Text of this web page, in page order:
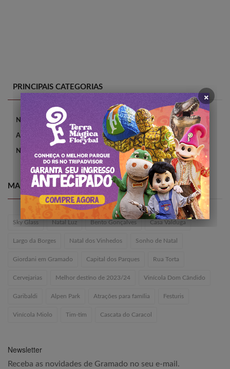
PRINCIPAIS CATEGORIAS
Novidades
Atrações
Notícias
MAIS BUSCADOS
Sky Glass Natal Luz Bento Gonçalves Casa Valduga
Largo da Borges Natal dos Vinhedos Sonho de Natal
Giordani em Gramado Capital dos Parques Rua Torta
Cervejarias Melhor destino de 2023/24 Vinícola Dom Cândido
Garibaldi Alpen Park Atrações para família Festuris
Vinícola Miolo Tim-tim Cascata do Caracol
Newsletter
Receba as novidades de Gramado no seu e-mail.
×